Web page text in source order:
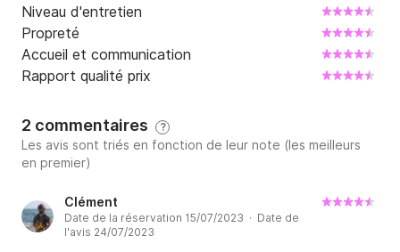
Niveau d'entretien
Propreté
Accueil et communication
Rapport qualité prix
2 commentaires ?
Les avis sont triés en fonction de leur note (les meilleurs
en premier)
Clément
Date de la réservation 15/07/2023 · Date de
l'avis 24/07/2023